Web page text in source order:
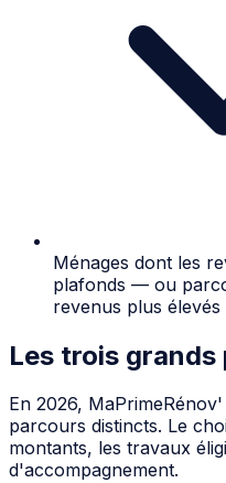
Ménages dont les
plafonds — ou
revenus plus élevés
Les trois grands
En 2026,
parcours distincts. Le
montants, les travaux
d'accompagnement.